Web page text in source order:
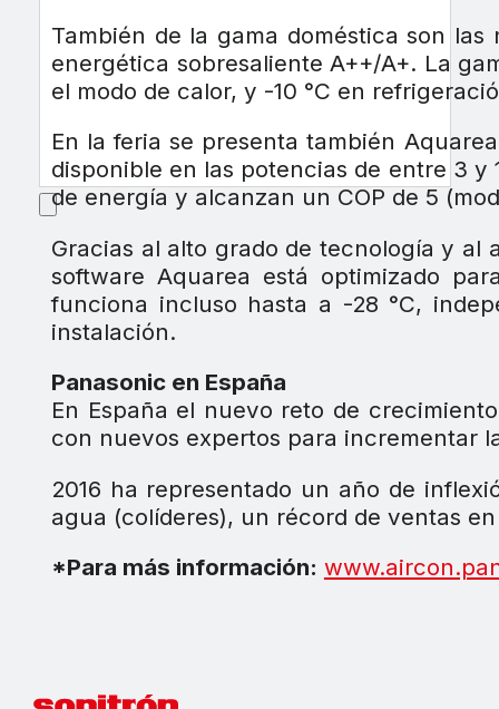
También de la gama doméstica son
energética sobresaliente A++/A+. La
el modo de calor, y -10 °C en
En la feria se presenta también
disponible en las potencias de entre 3 y
de energía y alcanzan un COP de 5
Gracias al alto grado de tecnología y al
software Aquarea está optimizado
funciona incluso hasta a -28 °C,
instalación.
Panasonic en España
En España el nuevo reto de
con nuevos expertos para incrementar
2016 ha representado un año de
agua (colíderes), un récord de ventas
*Para más información: